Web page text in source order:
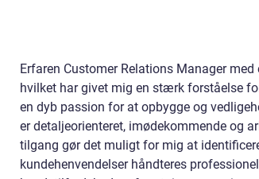
Erfaren Customer Relations Manager
hvilket har givet mig en stærk forståelse
en dyb passion for at opbygge og
er detaljeorienteret, imødekommende og
tilgang gør det muligt for mig at
kundehenvendelser håndteres